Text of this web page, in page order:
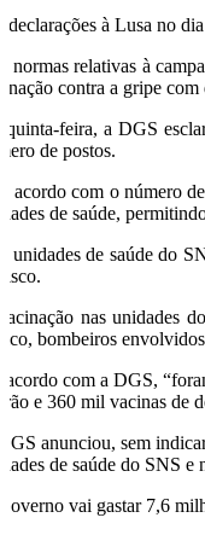
declarações à Lusa no
normas relativas à
contra a gripe
quinta-feira, a DGS
de postos.
acordo com o número
de saúde,
unidades de saúde do
nas unidades
bombeiros envolvidos
acordo com a DGS,
e 360 mil vacinas de
anunciou, sem
de saúde do SNS e
vai gastar 7,6